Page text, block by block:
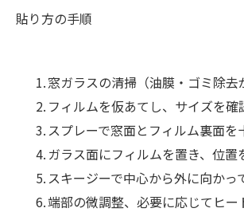
貼り方の手順
窓ガラスの清掃（油膜・ゴミ除去
フィルムを仮あてし、サイズを確
スプレーで窓面とフィルム裏面を
ガラス面にフィルムを置き、位置
スキージーで中心から外に向かっ
端部の微調整、必要に応じてヒー